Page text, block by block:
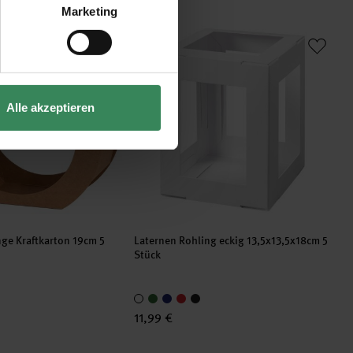
Marketing
Alle akzeptieren
Kraftkarton 19cm 5 Stück
Kraftkarton 19cm 5
Laternen Rohling eckig 13,5x13,5x18cm 5
Stück
11,99 €